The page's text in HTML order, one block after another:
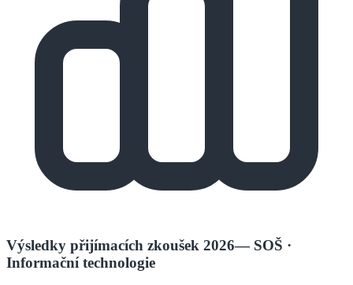
Výsledky přijímacích zkoušek 2026— SOŠ ·
Informační technologie